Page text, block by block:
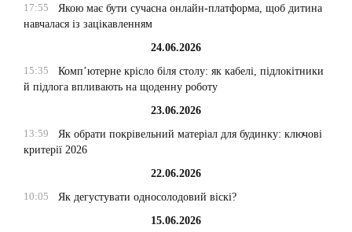
17:55
Якою має бути сучасна онлайн-платформа, щоб дитина
навчалася із зацікавленням
24.06.2026
15:35
Комп’ютерне крісло біля столу: як кабелі, підлокітники
й підлога впливають на щоденну роботу
23.06.2026
13:59
Як обрати покрівельний матеріал для будинку: ключові
критерії 2026
22.06.2026
10:05
Як дегустувати односолодовий віскі?
15.06.2026